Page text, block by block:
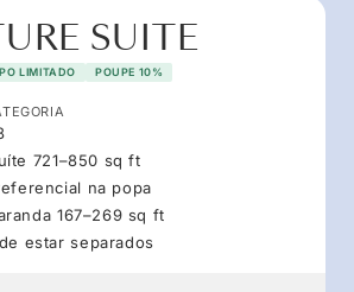
SUITE
LIMITADO POUPE 10%
721–850 sq ft
na popa
167–269 sq ft
estar separados